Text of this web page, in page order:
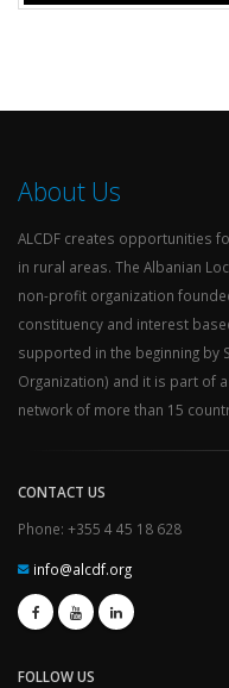
About Us
ALCDF creates opportunities
in rural areas. The Albanian
non-profit organization
constituency and interest
supported in the beginning by
Organization) and it is part of
network of more than 15
CONTACT US
Phone: +355 4 45 18 628
info@alcdf.org
FOLLOW US